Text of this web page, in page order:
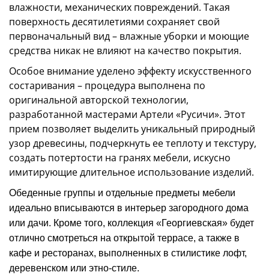
влажности, механических повреждений. Такая
поверхность десятилетиями сохраняет свой
первоначальный вид – влажные уборки и моющие
средства никак не влияют на качество покрытия.
Особое внимание уделено эффекту искусственного
состаривания – процедура выполнена по
оригинальной авторской технологии,
разработанной мастерами Артели «Русичи». Этот
прием позволяет выделить уникальный природный
узор древесины, подчеркнуть ее теплоту и текстуру,
создать потертости на гранях мебели, искусно
имитирующие длительное использование изделий.
Обеденные группы и отдельные предметы мебели
идеально вписываются в интерьер загородного дома
или дачи. Кроме того, коллекция «Георгиевская» будет
отлично смотреться на открытой террасе, а также в
кафе и ресторанах, выполненных в стилистике лофт,
деревенском или этно-стиле.